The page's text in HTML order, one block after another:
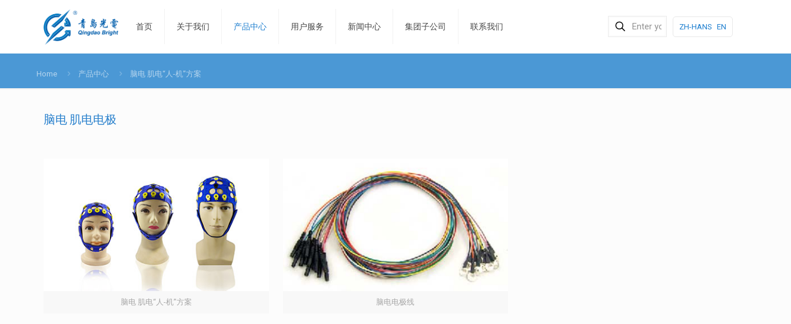
首页 关于我们 产品中心 用户服务 新闻中心 集团子公司 联系我们 ZH-HANS EN
Home 产品中心 脑电 肌电“人-机”方案
脑电 肌电电极
脑电 肌电“人-机”方案 脑电电极线